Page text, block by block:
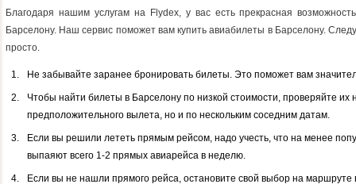
Благодаря нашим услугам на Flydex, у вас есть прекрасная
Барселону. Наш сервис поможет вам купить авиабилеты в Барселону.
просто.
Не забывайте заранее бронировать билеты. Это поможет вам
Чтобы найти билеты в Барселону по низкой стоимости, проверяйте их
предположительного вылета, но и по нескольким соседним датам.
Если вы решили лететь прямым рейсом, надо учесть, что на менее
выпаяют всего 1-2 прямых авиарейса в неделю.
Если вы не нашли прямого рейса, остановите свой выбор на